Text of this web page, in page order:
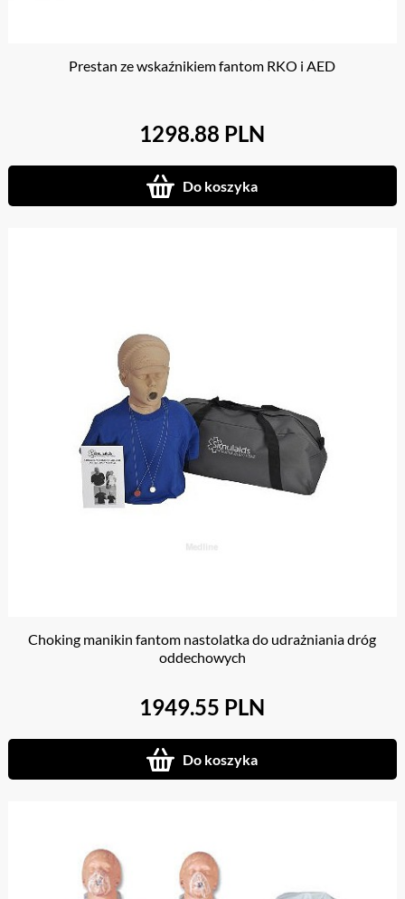
Prestan ze wskaźnikiem fantom RKO i AED
1298.88 PLN
Do koszyka
Choking manikin fantom nastolatka do udrażniania dróg
oddechowych
1949.55 PLN
Do koszyka